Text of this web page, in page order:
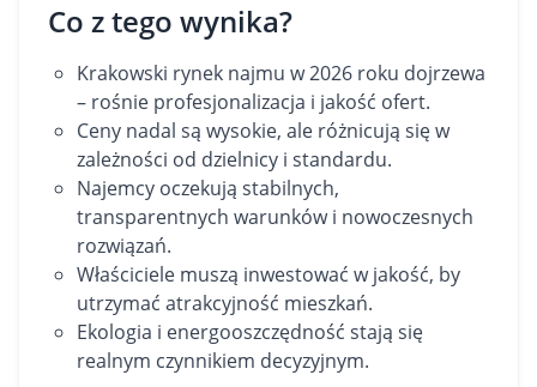
Co z tego wynika?
Krakowski rynek najmu w 2026 roku dojrzewa
– rośnie profesjonalizacja i jakość ofert.
Ceny nadal są wysokie, ale różnicują się w
zależności od dzielnicy i standardu.
Najemcy oczekują stabilnych,
transparentnych warunków i nowoczesnych
rozwiązań.
Właściciele muszą inwestować w jakość, by
utrzymać atrakcyjność mieszkań.
Ekologia i energooszczędność stają się
realnym czynnikiem decyzyjnym.